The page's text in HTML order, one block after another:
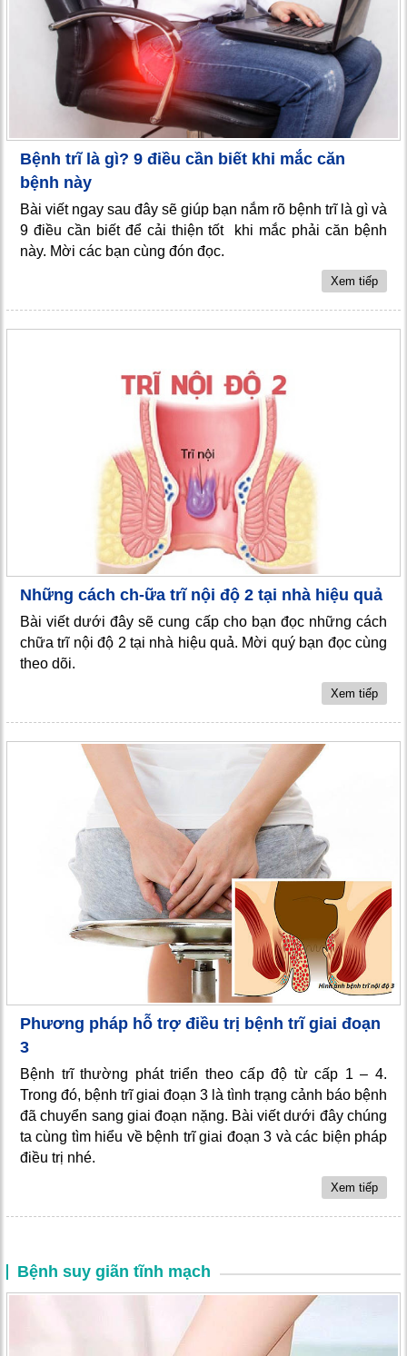
Bệnh trĩ là gì? 9 điều cần biết khi mắc căn
bệnh này
Bài viết ngay sau đây sẽ giúp bạn nắm rõ bệnh trĩ là gì và
9 điều cần biết để cải thiện tốt khi mắc phải căn bệnh
này. Mời các bạn cùng đón đọc.
Xem tiếp
Những cách ch-ữa trĩ nội độ 2 tại nhà hiệu quả
Bài viết dưới đây sẽ cung cấp cho bạn đọc những cách
chữa trĩ nội độ 2 tại nhà hiệu quả. Mời quý bạn đọc cùng
theo dõi.
Xem tiếp
Phương pháp hỗ trợ điều trị bệnh trĩ giai đoạn
3
Bệnh trĩ thường phát triển theo cấp độ từ cấp 1 – 4.
Trong đó, bệnh trĩ giai đoạn 3 là tình trạng cảnh báo bệnh
đã chuyển sang giai đoạn nặng. Bài viết dưới đây chúng
ta cùng tìm hiểu về bệnh trĩ giai đoạn 3 và các biện pháp
điều trị nhé.
Xem tiếp
Bệnh suy giãn tĩnh mạch